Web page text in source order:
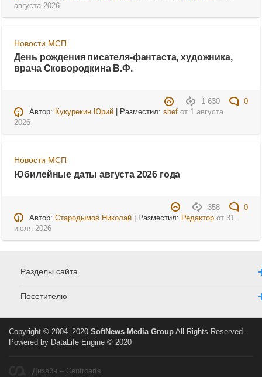
августа 2026
Новости МСП
День рождения писателя-фантаста, художника,
врача Сковородкина В.Ф.
1 630
0
Автор: Кукурекин Юрий| Разместил: shefот 1 августа
2026
Новости МСП
Юбилейные даты августа 2026 года
358
0
Автор: Стародымов Николай| Разместил: Редакторот 31
июля 2026
Разделы сайта
Посетителю
Copyright © 2004–2020 SoftNews Media Group All Rights Reserved.
Powered by DataLife Engine © 2020
Дизайн – Centroarts